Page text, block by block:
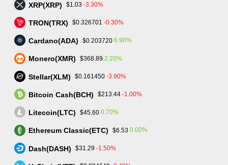
L’avenir du trading : SmartPortfolio Trading, la
monnaies
trader-crypto-monnaie.fr - Tous droits réservés.
XRP(XRP) $1.03 -3.30%
TRON(TRX) $0.326701 -0.30%
Cardano(ADA) $0.203720 6.90%
Monero(XMR) $368.89 2.20%
Stellar(XLM) $0.161450 -3.90%
Bitcoin Cash(BCH) $213.44 -1.00%
Litecoin(LTC) $45.60 0.70%
Ethereum Classic(ETC) $6.53 0.00%
Dash(DASH) $31.29 -1.50%